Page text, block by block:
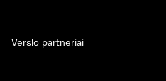
Verslo partneriai